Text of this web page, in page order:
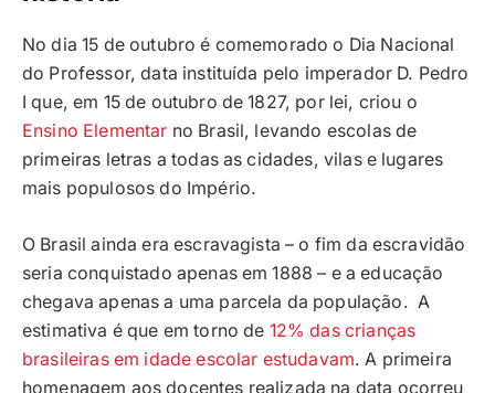
No dia 15 de outubro é comemorado o Dia Nacional
do Professor, data instituída pelo imperador D. Pedro
I que, em 15 de outubro de 1827, por lei, criou o
Ensino Elementar no Brasil, levando escolas de
primeiras letras a todas as cidades, vilas e lugares
mais populosos do Império.
O Brasil ainda era escravagista – o fim da escravidão
seria conquistado apenas em 1888 – e a educação
chegava apenas a uma parcela da população. A
estimativa é que em torno de 12% das crianças
brasileiras em idade escolar estudavam. A primeira
homenagem aos docentes realizada na data ocorreu